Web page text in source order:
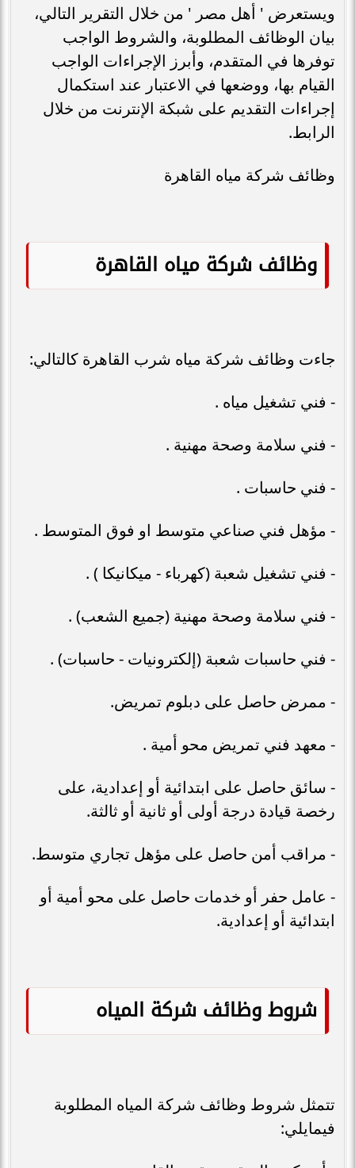
ويستعرض ' أهل مصر ' من خلال التقرير التالي،
بيان الوظائف المطلوبة، والشروط الواجب
توفرها في المتقدم، وأبرز الإجراءات الواجب
القيام بها، ووضعها في الاعتبار عند استكمال
إجراءات التقديم على شبكة الإنترنت من خلال
الرابط.
وظائف شركة مياه القاهرة
وظائف شركة مياه القاهرة
جاءت وظائف شركة مياه شرب القاهرة كالتالي:
- فني تشغيل مياه .
- فني سلامة وصحة مهنية .
- فني حاسبات .
- مؤهل فني صناعي متوسط او فوق المتوسط .
- فني تشغيل شعبة (كهرباء - ميكانيكا ) .
- فني سلامة وصحة مهنية (جميع الشعب) .
- فني حاسبات شعبة (إلكترونيات - حاسبات) .
- ممرض حاصل على دبلوم تمريض.
- معهد فني تمريض محو أمیة .
- سائق حاصل على ابتدائية أو إعدادية، على
رخصة قيادة درجة أولى أو ثانية أو ثالثة.
- مراقب أمن حاصل على مؤهل تجاري متوسط.
- عامل حفر أو خدمات حاصل على محو أمیة أو
ابتدائية أو إعدادية.
شروط وظائف شركة المياه
تتمثل شروط وظائف شركة المياه المطلوبة
فيمايلي: